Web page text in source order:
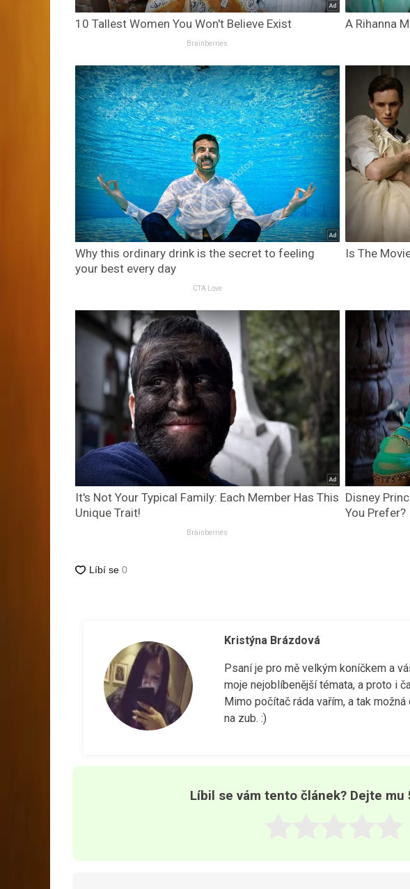
10 Tallest Women You Won't Believe Exist
Brainberries
A Rihanna
Why this ordinary drink is the secret to feeling
your best every day
CTA Love
Is The
It's Not Your Typical Family: Each Member Has This
Unique Trait!
Brainberries
Disney
You Prefer?
Kristýna Brázdová
Psaní je pro mě velkým koníčkem a
moje nejoblíbenější témata, a proto i
Mimo počítač ráda vařím, a tak
na zub. :)
Líbil se vám tento článek? Dejte mu